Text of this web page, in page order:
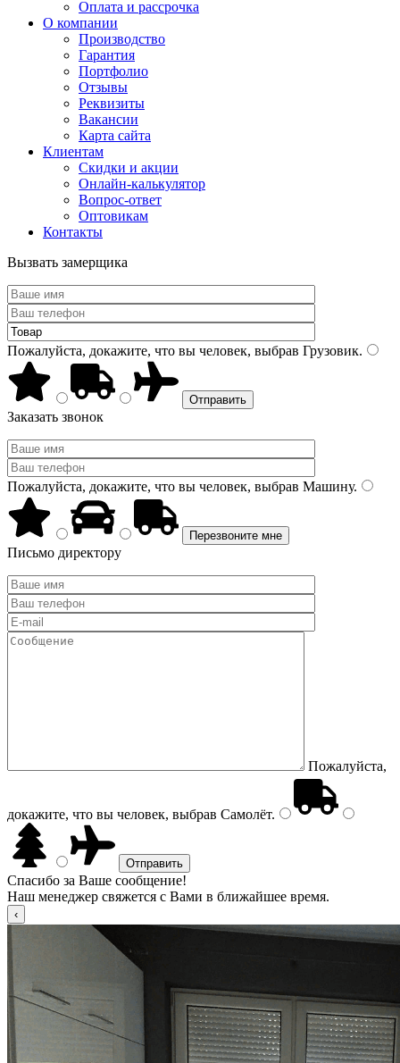
Оплата и рассрочка
О компании
Производство
Гарантия
Портфолио
Отзывы
Реквизиты
Вакансии
Карта сайта
Клиентам
Скидки и акции
Онлайн-калькулятор
Вопрос-ответ
Оптовикам
Контакты
Вызвать замерщика
Пожалуйста, докажите, что вы человек, выбрав Грузовик.
Заказать звонок
Пожалуйста, докажите, что вы человек, выбрав Машину.
Письмо директору
Пожалуйста,
докажите, что вы человек, выбрав Самолёт.
Спасибо за Ваше сообщение!
Наш менеджер свяжется с Вами в ближайшее время.